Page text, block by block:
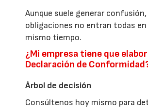
Aunque suele generar confusión,
obligaciones no entran todas en
mismo tiempo.
¿Mi empresa tiene que
Declaración de
Árbol de decisión
Consúltenos hoy mismo para